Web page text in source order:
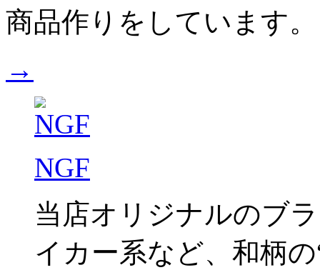
商品作りをしています。
→
NGF
当店オリジナルのブ
イカー系など、和柄